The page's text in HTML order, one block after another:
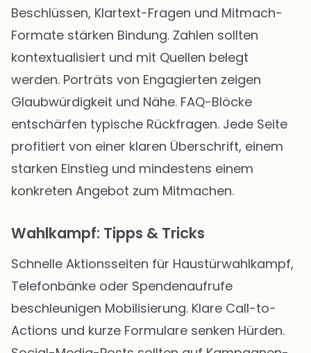
Beschlüssen, Klartext-Fragen und Mitmach-
Formate stärken Bindung. Zahlen sollten
kontextualisiert und mit Quellen belegt
werden. Porträts von Engagierten zeigen
Glaubwürdigkeit und Nähe. FAQ-Blöcke
entschärfen typische Rückfragen. Jede Seite
profitiert von einer klaren Überschrift, einem
starken Einstieg und mindestens einem
konkreten Angebot zum Mitmachen.
Wahlkampf: Tipps & Tricks
Schnelle Aktionsseiten für Haustürwahlkampf,
Telefonbänke oder Spendenaufrufe
beschleunigen Mobilisierung. Klare Call-to-
Actions und kurze Formulare senken Hürden.